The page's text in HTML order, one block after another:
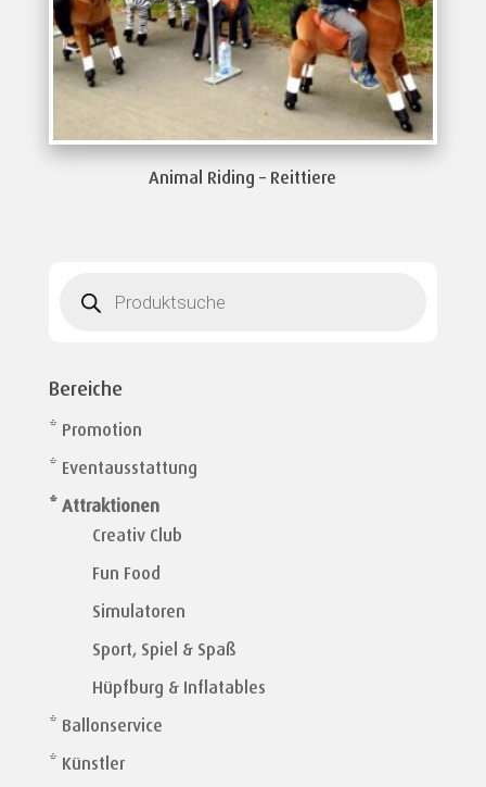
Animal Riding – Reittiere
search
Bereiche
* Promotion
* Eventausstattung
* Attraktionen
Creativ Club
Fun Food
Simulatoren
Sport, Spiel & Spaß
Hüpfburg & Inflatables
* Ballonservice
* Künstler